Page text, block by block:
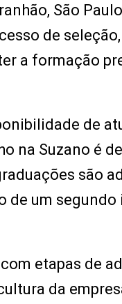
São
de
a formação
de
na Suzano é
são
um segundo
etapas de
da